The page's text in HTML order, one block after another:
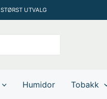
STØRST UTVALG
Humidor Tobakk